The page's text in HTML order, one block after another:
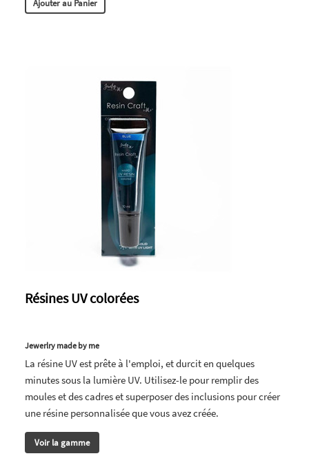
Ajouter au Panier
Résines UV colorées
Jewerlry made by me
La résine UV est prête à l'emploi, et durcit en quelques
minutes sous la lumière UV. Utilisez-le pour remplir des
moules et des cadres et superposer des inclusions pour créer
une résine personnalisée que vous avez créée.
Voir la gamme